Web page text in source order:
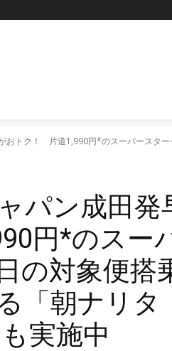
おトク！ 片道1,990円*のスーパースタ
パン成田発
円*のスー
の対象便搭
「朝ナリタ
実施中